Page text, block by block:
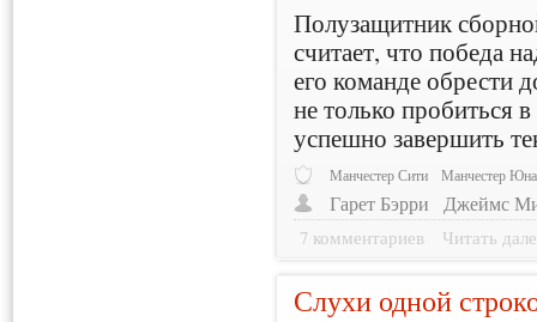
Полузащитник
считает, что победа
его команде обрести
не только пробиться
успешно завершить
Манчестер Сити Манчестер
Гарет Бэрри Джеймс
7 комментариев Читать
Слухи одной